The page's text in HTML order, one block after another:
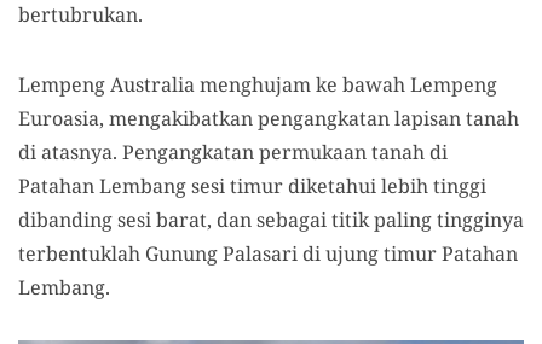
bertubrukan.
Lempeng Australia menghujam ke bawah Lempeng
Euroasia, mengakibatkan pengangkatan lapisan tanah
di atasnya. Pengangkatan permukaan tanah di
Patahan Lembang sesi timur diketahui lebih tinggi
dibanding sesi barat, dan sebagai titik paling tingginya
terbentuklah Gunung Palasari di ujung timur Patahan
Lembang.